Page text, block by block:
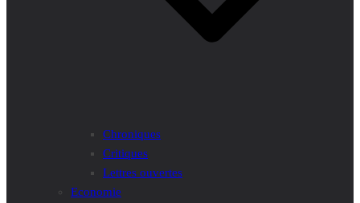
Chroniques
Critiques
Lettres ouvertes
Economie